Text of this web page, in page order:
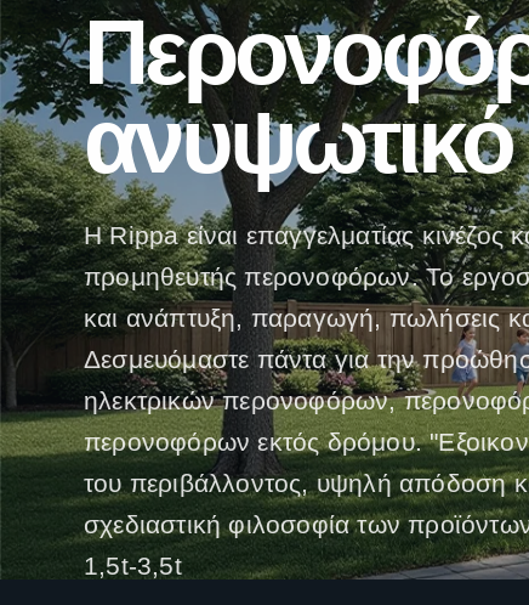
Η Rippa είναι επαγγελματίας κινέζος
προμηθευτής περονοφόρων. Το
και ανάπτυξη, παραγωγή, πωλήσεις
Δεσμευόμαστε πάντα για την
ηλεκτρικών περονοφόρων,
περονοφόρων εκτός δρόμου.
του περιβάλλοντος, υψηλή απόδοση
σχεδιαστική φιλοσοφία των
1,5t-3,5t